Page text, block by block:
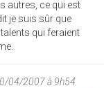
autres, ce qui est
je suis sûr que
qui feraient
04/2007 à 9h54